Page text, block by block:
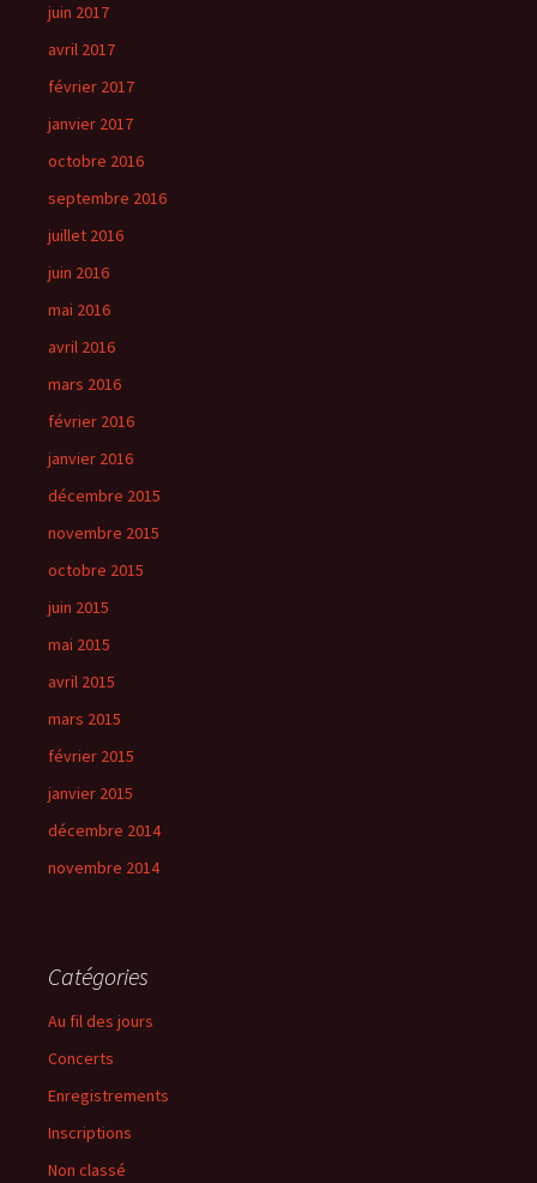
juin 2017
avril 2017
février 2017
janvier 2017
octobre 2016
septembre 2016
juillet 2016
juin 2016
mai 2016
avril 2016
mars 2016
février 2016
janvier 2016
décembre 2015
novembre 2015
octobre 2015
juin 2015
mai 2015
avril 2015
mars 2015
février 2015
janvier 2015
décembre 2014
novembre 2014
Catégories
Au fil des jours
Concerts
Enregistrements
Inscriptions
Non classé